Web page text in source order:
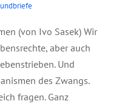
(von Ivo Sasek) Wir
aber auch
Und
des Zwangs.
fragen. Ganz